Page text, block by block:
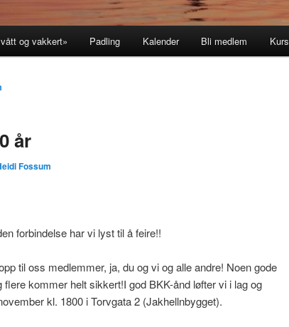
og vakkert» Padling Kalender Bli medlem Kurs
år
Fossum
forbindelse har vi lyst til å feire!!
til oss medlemmer, ja, du og vi og alle andre! Noen gode
flere kommer helt sikkert!I god BKK-ånd løfter vi i lag og
kl. 1800 i Torvgata 2 (Jakhellnbygget).